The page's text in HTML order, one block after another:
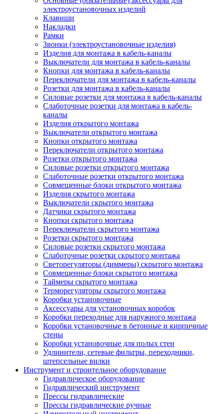
электроустановочных изделий
Клавиши
Накладки
Рамки
Звонки (электроустановочные изделия)
Изделия для монтажа в кабель-каналы
Выключатели для монтажа в кабель-каналы
Кнопки для монтажа в кабель-каналы
Переключатели для монтажа в кабель-каналы
Розетки для монтажа в кабель-каналы
Силовые розетки для монтажа в кабель-каналы
Слаботочные розетки для монтажа в кабель-
каналы
Изделия открытого монтажа
Выключатели открытого монтажа
Кнопки открытого монтажа
Переключатели открытого монтажа
Розетки открытого монтажа
Силовые розетки открытого монтажа
Слаботочные розетки открытого монтажа
Совмещенные блоки открытого монтажа
Изделия скрытого монтажа
Выключатели скрытого монтажа
Датчики скрытого монтажа
Кнопки скрытого монтажа
Переключатели скрытого монтажа
Розетки скрытого монтажа
Силовые розетки скрытого монтажа
Слаботочные розетки скрытого монтажа
Светорегуляторы (диммеры) скрытого монтажа
Совмещенные блоки скрытого монтажа
Таймеры скрытого монтажа
Терморегуляторы скрытого монтажа
Коробки установочные
Аксессуары для установочных коробок
Коробки переходные для наружного монтажа
Коробки установочные в бетонные и кирпичные
стены
Коробки установочные для полых стен
Удлинители, сетевые фильтры, переходники,
штепсельные вилки
Инструмент и строительное оборудование
Гидравлическое оборудование
Гидравлический инструмент
Прессы гидравлические
Прессы гидравлические ручные